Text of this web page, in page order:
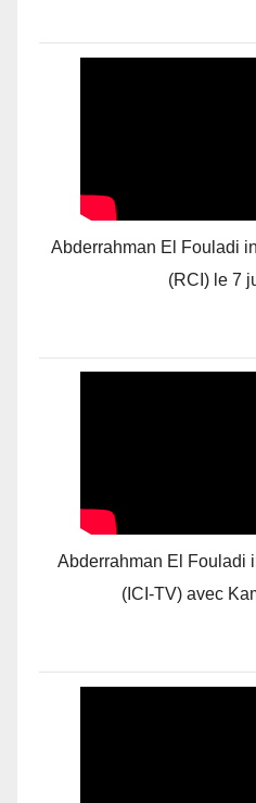
Abderrahman El Fouladi
(RCI) le 7
Abderrahman El Fouladi
(ICI-TV) avec